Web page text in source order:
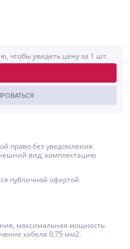
чтобы увидеть цену за 1 шт.
право без уведомления
вид, комплектацию
публичной офертой
максимальная мощность
кабеля 0,75 мм2.